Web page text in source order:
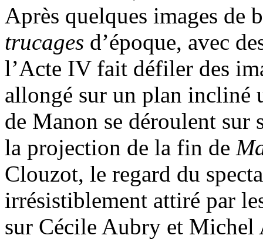
Après quelques images de
trucages d’époque, avec
l’Acte IV fait défiler des
allongé sur un plan incliné
de Manon se déroulent sur
la projection de la fin de
Clouzot, le regard du
irrésistiblement attiré par
sur Cécile Aubry et Michel